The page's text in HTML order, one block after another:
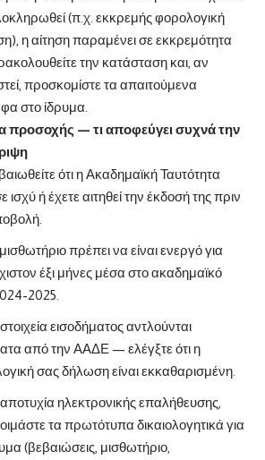
(π.χ. εκκρεμής φορολογική
η αίτηση παραμένει σε εκκρεμότητα
την κατάσταση και, αν
προσκομίστε τα απαιτούμενα
στο ίδρυμα.
προσοχής — τι αποφεύγει συχνά την
ότι η Ακαδημαϊκή Ταυτότητα
ισχύ ή έχετε αιτηθεί την έκδοσή της πριν
πρέπει να είναι ενεργό για
έξι μήνες μέσα στο ακαδημαϊκό
2025.
εισοδήματος αντλούνται
από την ΑΑΔΕ — ελέγξτε ότι η
σας δήλωση είναι εκκαθαρισμένη.
ηλεκτρονικής επαλήθευσης,
τα πρωτότυπα δικαιολογητικά για
(βεβαιώσεις, μισθωτήριο,